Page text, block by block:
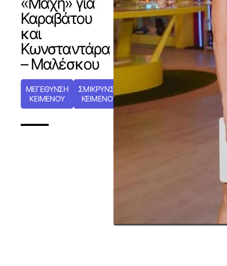
Καραβάτου
και
Κωνσταντάρα
– Μαλέσκου
ΜΕΓΕΘΥΝΣΗ
ΚΕΙΜΕΝΟΥ
ΣΜΙΚΡΥΝΣΗ
ΚΕΙΜΕΝΟΥ